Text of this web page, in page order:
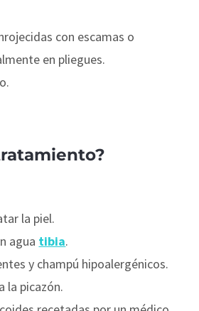
con escamas o
en pliegues.
la piel.
agua tibia.
y champú hipoalergénicos.
la picazón.